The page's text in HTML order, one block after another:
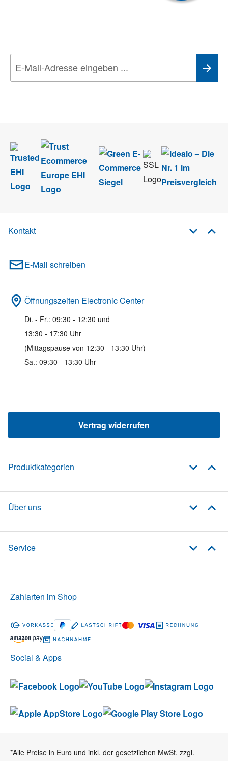
Kontakt
E-Mail schreiben
Öffnungszeiten Electronic Center
Di. - Fr.: 09:30 - 12:30 und
13:30 - 17:30 Uhr
(Mittagspause von 12:30 - 13:30 Uhr)
Sa.: 09:30 - 13:30 Uhr
Vertrag widerrufen
Produktkategorien
Über uns
Service
Social & Apps
Zahlarten im Shop
*Alle Preise in Euro und inkl. der gesetzlichen MwSt. zzgl.